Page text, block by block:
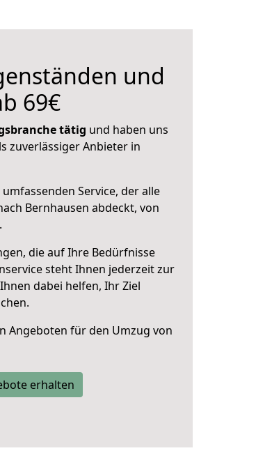
und
69€
tätig und haben uns
zuverlässiger Anbieter in
Service, der alle
Bernhausen abdeckt, von
die auf Ihre Bedürfnisse
steht Ihnen jederzeit zur
dabei helfen, Ihr Ziel
Angeboten für den Umzug von
erhalten